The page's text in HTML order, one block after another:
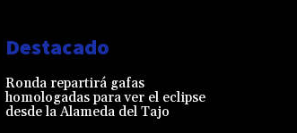
Destacado
Ronda repartirá gafas
homologadas para ver el eclipse
desde la Alameda del Tajo